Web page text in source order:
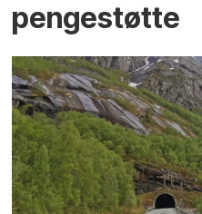
pengestøtte